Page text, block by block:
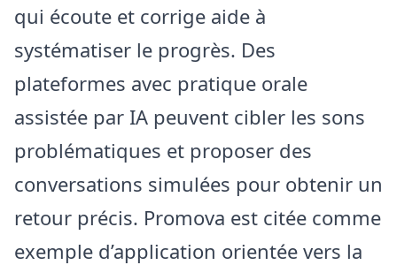
qui écoute et corrige aide à
systématiser le progrès. Des
plateformes avec pratique orale
assistée par IA peuvent cibler les sons
problématiques et proposer des
conversations simulées pour obtenir un
retour précis. Promova est citée comme
exemple d’application orientée vers la